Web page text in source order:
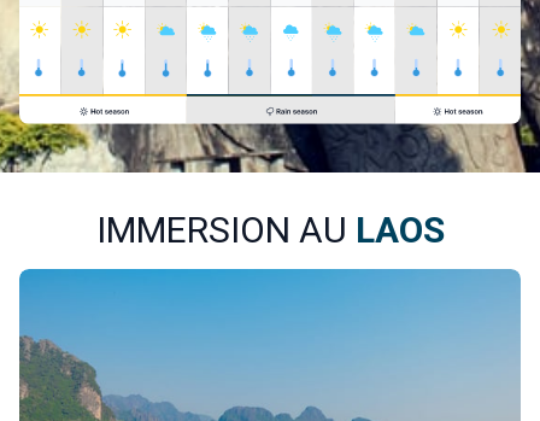
IMMERSION AU LAOS